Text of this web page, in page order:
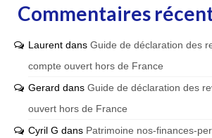
Commentaires
Laurent dans Guide de déclaration des
compte ouvert hors de France
Gerard dans Guide de déclaration des
ouvert hors de France
Cyril G dans Patrimoine nos-finances-